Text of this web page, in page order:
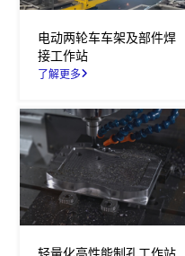
电动两轮车车架及部件焊
接工作站
了解更多